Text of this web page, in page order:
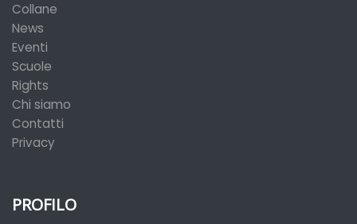
Collane
News
Eventi
Scuole
Rights
Chi siamo
Contatti
Privacy
PROFILO